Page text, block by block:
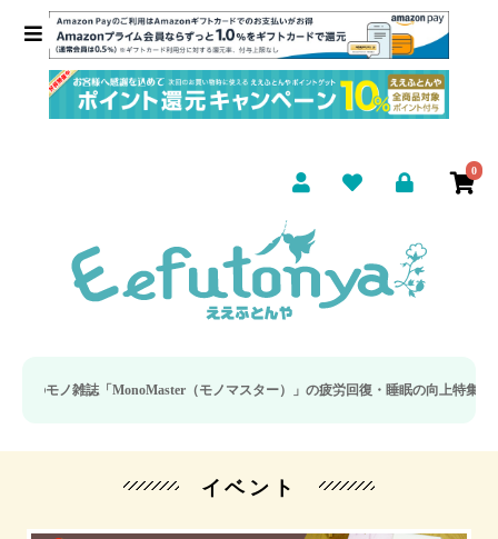
0
「MonoMaster（モノマスター）」の疲労回復・睡眠の向上特集に当社のリカバ
イベント